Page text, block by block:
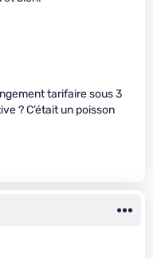
tarifaire sous 3
? C’était un poisson